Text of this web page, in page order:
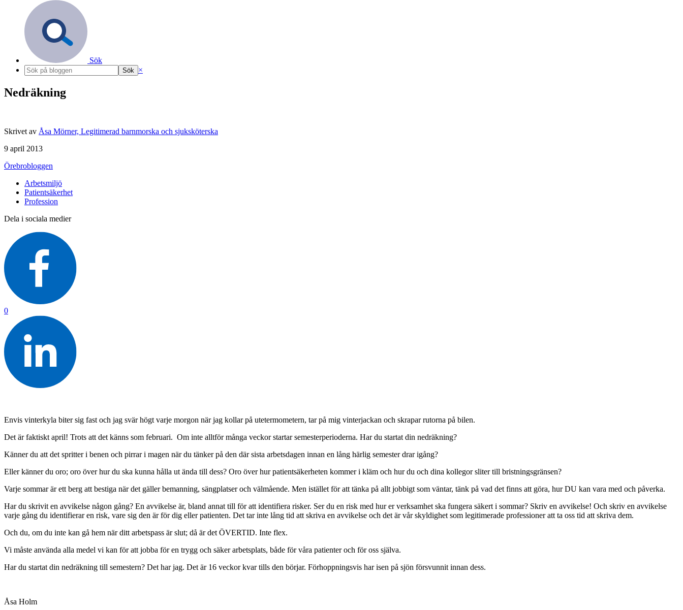
Sök
×
Nedräkning
Skrivet av Åsa Mörner, Legitimerad barnmorska och sjuksköterska
9 april 2013
Örebrobloggen
Arbetsmiljö
Patientsäkerhet
Profession
Dela i sociala medier
0
Envis vinterkyla biter sig fast och jag svär högt varje morgon när jag kollar på utetermometern, tar på mig vinterjackan och skrapar rutorna på bilen.
Det är faktiskt april! Trots att det känns som februari. Om inte alltför många veckor startar semesterperioderna. Har du startat din nedräkning?
Känner du att det spritter i benen och pirrar i magen när du tänker på den där sista arbetsdagen innan en lång härlig semester drar igång?
Eller känner du oro; oro över hur du ska kunna hålla ut ända till dess? Oro över hur patientsäkerheten kommer i kläm och hur du och dina kollegor sliter till bristningsgränsen?
Varje sommar är ett berg att bestiga när det gäller bemanning, sängplatser och välmående. Men istället för att tänka på allt jobbigt som väntar, tänk på vad det finns att göra, hur DU kan vara med och påverka.
Har du skrivit en avvikelse någon gång? En avvikelse är, bland annat till för att identifiera risker. Ser du en risk med hur er verksamhet ska fungera säkert i sommar? Skriv en avvikelse! Och skriv en avvikelse
varje gång du identifierar en risk, vare sig den är för dig eller patienten. Det tar inte lång tid att skriva en avvikelse och det är vår skyldighet som legitimerade professioner att ta oss tid att skriva dem.
Och du, om du inte kan gå hem när ditt arbetspass är slut; då är det ÖVERTID. Inte flex.
Vi måste använda alla medel vi kan för att jobba för en trygg och säker arbetsplats, både för våra patienter och för oss själva.
Har du startat din nedräkning till semestern? Det har jag. Det är 16 veckor kvar tills den börjar. Förhoppningsvis har isen på sjön försvunnit innan dess.
Åsa Holm